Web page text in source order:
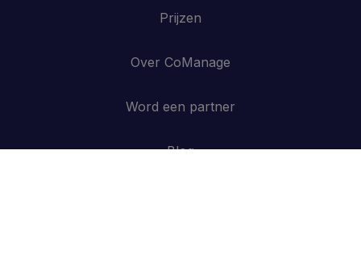
Prijzen
Over CoManage
Word een partner
Blog